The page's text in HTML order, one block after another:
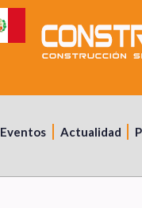
Eventos Actualidad